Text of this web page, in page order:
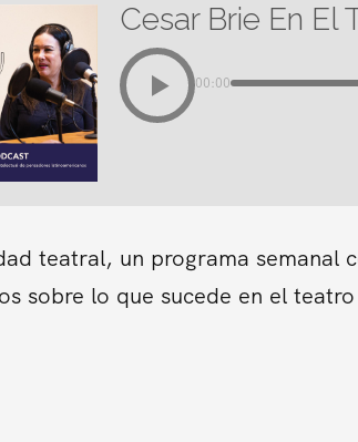
Cesar Brie En El
00:00
teatral, un programa semanal
sobre lo que sucede en el